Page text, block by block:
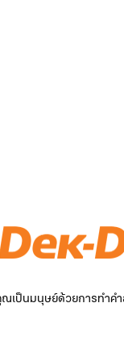
เป็นมนุษย์ด้วยการทำคำ